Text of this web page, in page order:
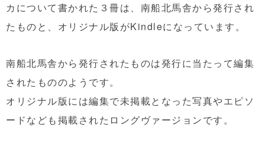
カについて書かれた３冊は、南船北馬舎から発行され
たものと、オリジナル版がKindleになっています。
南船北馬舎から発行されたものは発行に当たって編集
されたもののようです。
オリジナル版には編集で未掲載となった写真やエピソ
ードなども掲載されたロングヴァージョンです。